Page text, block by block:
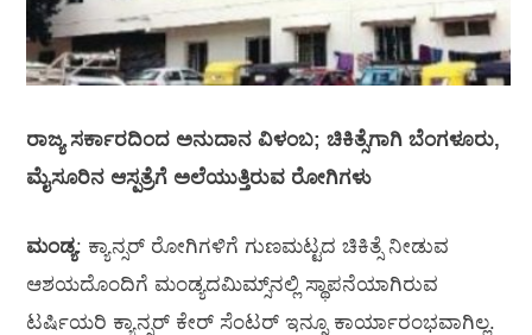
ರಾಜ್ಯ ಸರ್ಕಾರದಿಂದ ಅನುದಾನ ವಿಳಂಬ; ಚಿಕಿತ್ಸೆಗಾಗಿ ಬೆಂಗಳೂರು,
ಮೈಸೂರಿನ ಆಸ್ಪತ್ರೆಗೆ ಅಲೆಯುತ್ತಿರುವ ರೋಗಿಗಳು
ಮಂಡ್ಯ: ಕ್ಯಾನ್ಸರ್ ರೋಗಿಗಳಿಗೆ ಗುಣಮಟ್ಟದ ಚಿಕಿತ್ಸೆ ನೀಡುವ
ಆಶಯದೊಂದಿಗೆ ಮಂಡ್ಯದಮಿಮ್ಸ್‌ನಲ್ಲಿ ಸ್ಥಾಪನೆಯಾಗಿರುವ
ಟರ್ಷಿಯರಿ ಕ್ಯಾನ್ಸರ್ ಕೇರ್ ಸೆಂಟರ್ ಇನ್ನೂ ಕಾರ್ಯಾರಂಭವಾಗಿಲ್ಲ.